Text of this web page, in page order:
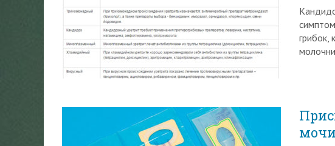
грибок,
мочи